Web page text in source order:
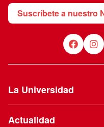
Suscríbete a nuestro
La Universidad
Actualidad